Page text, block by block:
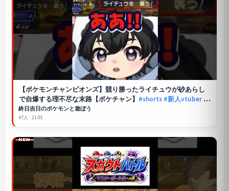
【ポケモンチャンピオンズ】競り勝ったライチュウが砂あらし
で自爆する理不尽な末路【ポケチャン】 #shorts #新人vtuber #
ポケモン
終日吉日のポケモンと遊ぼう
47人 21:05
NEW